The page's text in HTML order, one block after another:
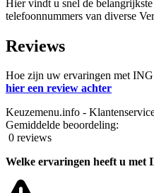
Hier vindt u snel de
telefoonnummers van diverse
Reviews
Hoe zijn uw ervaringen met
hier een review achter
Keuzemenu.info -
Gemiddelde beoordeling:
0 reviews
Welke ervaringen heeft u met